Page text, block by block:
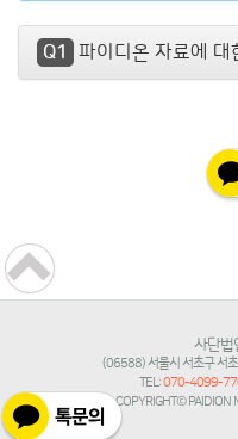
Q1 파이디온 자료에 대
사단법
(06588) 서울시 서초구 서
TEL:070-4099-
COPYRIGHT© PAIDION